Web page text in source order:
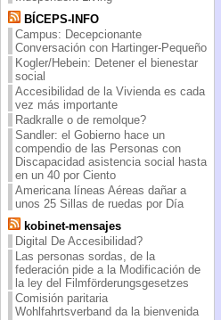
BÍCEPS-INFO
Campus: Decepcionante
Conversación con Hartinger-Pequeño
Kogler/Hebein: Detener el bienestar
social
Accesibilidad de la Vivienda es cada
vez más importante
Radkralle o de remolque?
Sandler: el Gobierno hace un
compendio de las Personas con
Discapacidad asistencia social hasta
en un 40 por Ciento
Americana líneas Aéreas dañar a
unos 25 Sillas de ruedas por Día
kobinet-mensajes
Digital De Accesibilidad?
Las personas sordas, de la
federación pide a la Modificación de
la ley del Filmförderungsgesetzes
Comisión paritaria
Wohlfahrtsverband da la bienvenida